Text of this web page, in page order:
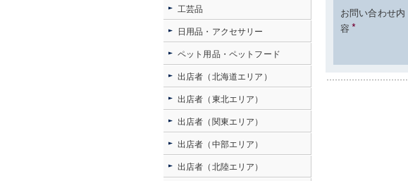
お問い合わせ内
容 *
工芸品
日用品・アクセサリー
ペット用品・ペットフード
出店者（北海道エリア）
出店者（東北エリア）
出店者（関東エリア）
出店者（中部エリア）
出店者（北陸エリア）